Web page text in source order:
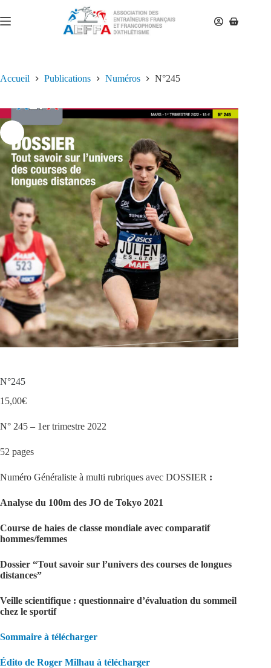
Accueil Publications Numéros N°245
N°245
15,00€
N° 245 – 1er trimestre 2022
52 pages
Numéro Généraliste à multi rubriques avec DOSSIER :
Analyse du 100m des JO de Tokyo 2021
Course de haies de classe mondiale avec comparatif
hommes/femmes
Dossier “Tout savoir sur l’univers des courses de longues
distances”
Veille scientifique : questionnaire d’évaluation du sommeil
chez le sportif
Sommaire à télécharger
Édito de Roger Milhau à télécharger